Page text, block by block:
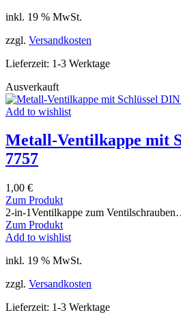
inkl. 19 % MwSt.
zzgl. Versandkosten
Lieferzeit: 1-3 Werktage
Ausverkauft
Add to wishlist
Metall-Ventilkappe mit
7757
1,00 €
Zum Produkt
2-in-1Ventilkappe zum
Zum Produkt
Add to wishlist
inkl. 19 % MwSt.
zzgl. Versandkosten
Lieferzeit: 1-3 Werktage